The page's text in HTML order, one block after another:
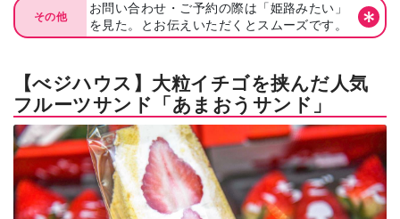
その他
お問い合わせ・ご予約の際は「姫路みたい」
を見た。とお伝えいただくとスムーズです。
【べジハウス】大粒イチゴを挟んだ人気
フルーツサンド「あまおうサンド」